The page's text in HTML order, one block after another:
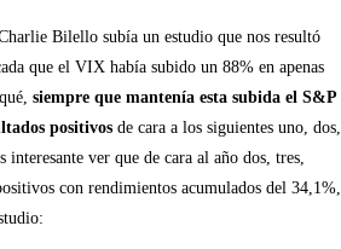
Bilello subía un estudio que nos resultó
que el VIX había subido un 88% en apenas
siempre que mantenía esta subida el S&P
positivos de cara a los siguientes uno, dos,
interesante ver que de cara al año dos, tres,
con rendimientos acumulados del 34,1%,